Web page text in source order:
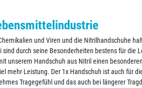
und Viren und die Nitrilhandschuhe
durch seine Besonderheiten bestens für die
Handschuh aus Nitril einen
mehr Leistung. Der 1x Handschuh ist auch für
Tragegefühl und das auch bei längerer